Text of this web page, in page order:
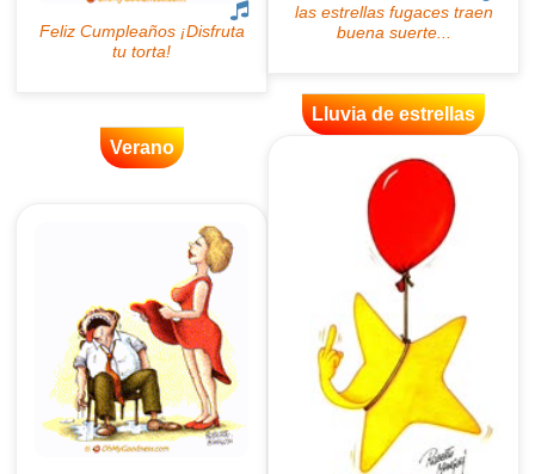
Verano
Lluvia de estrellas